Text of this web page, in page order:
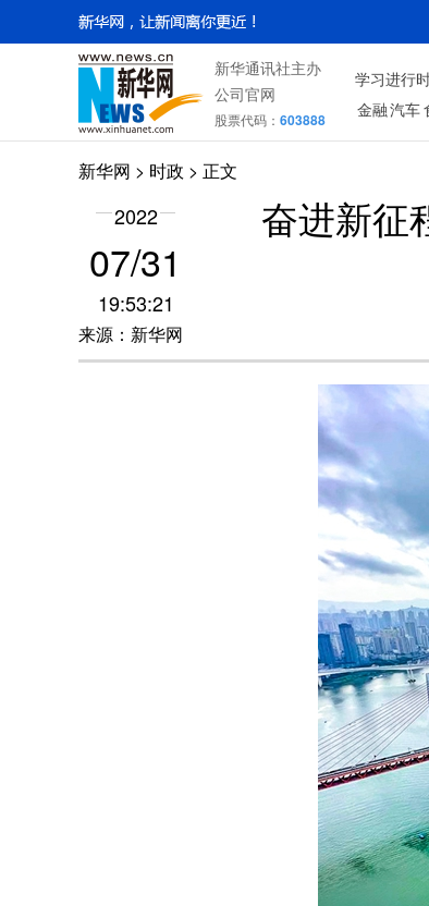
新华通讯社主办
公司官网
股票代码： 603888
学习进行
金融汽车
新华网 > 时政 > 正文
2022
07/31
19:53:21
来源：新华网
奋进新征